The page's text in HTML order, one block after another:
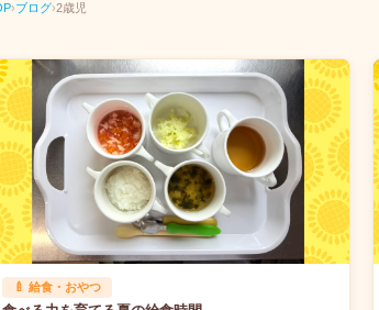
›ブログ›2歳児
🍼 給食・おやつ